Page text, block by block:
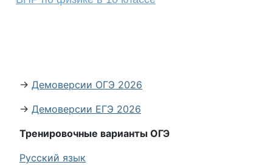
→ Демоверсии ОГЭ 2026
→ Демоверсии ЕГЭ 2026
Тренировочные варианты ОГЭ
Русский язык